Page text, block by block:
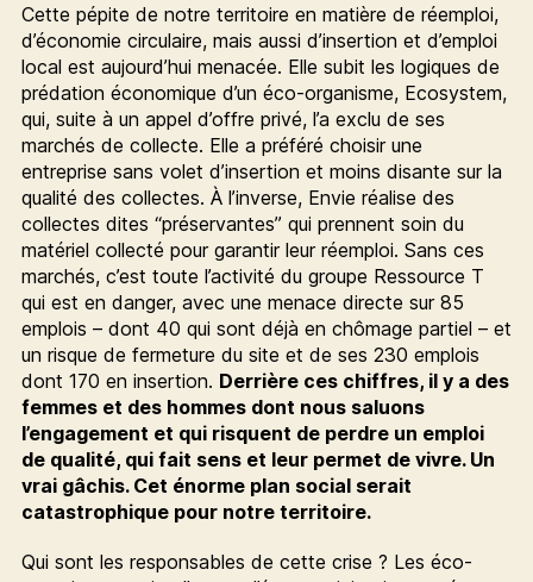
Cette pépite de notre territoire en matière de réemploi,
d’économie circulaire, mais aussi d’insertion et d’emploi
local est aujourd’hui menacée. Elle subit les logiques de
prédation économique d’un éco-organisme, Ecosystem,
qui, suite à un appel d’offre privé, l’a exclu de ses
marchés de collecte. Elle a préféré choisir une
entreprise sans volet d’insertion et moins disante sur la
qualité des collectes. À l’inverse, Envie réalise des
collectes dites “préservantes” qui prennent soin du
matériel collecté pour garantir leur réemploi. Sans ces
marchés, c’est toute l’activité du groupe Ressource T
qui est en danger, avec une menace directe sur 85
emplois – dont 40 qui sont déjà en chômage partiel – et
un risque de fermeture du site et de ses 230 emplois
dont 170 en insertion. Derrière ces chiffres, il y a des
femmes et des hommes dont nous saluons
l’engagement et qui risquent de perdre un emploi
de qualité, qui fait sens et leur permet de vivre. Un
vrai gâchis. Cet énorme plan social serait
catastrophique pour notre territoire.
Qui sont les responsables de cette crise ? Les éco-